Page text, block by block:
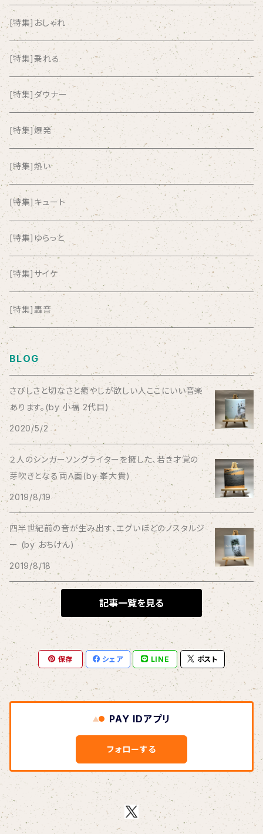
AKUTAGAWA FANCLUB
ALKASILKA
all about paradise
ALL ITEM 10 TIMES
Amia Calva
Amsterdamned
ANYO
And Summer Club
anticlockwise
Aysula
Bad Operation
Bagus!
BBBBBBB
The BEG
The Beths
THE BLACK SHANSONS
BLONDnewHALF
Blondy
BOAR HUNTER
bud&harbor
Bulbs Of Passion
B玉
Calme Adiction
[特集]おしゃれ
[特集]乗れる
[特集]ダウナー
[特集]爆発
[特集]熱い
[特集]キュート
[特集]ゆらっと
[特集]サイケ
[特集]轟音
BLOG
さびしさと切なさと癒やしが欲しい人ここにいい音楽
あります。(by 小福 2代目)
2020/5/2
２人のシンガーソングライターを擁した、若き才覚の
芽吹きとなる両Ａ面(by 峯大貴)
2019/8/19
四半世紀前の音が生み出す、エグいほどのノスタルジ
ー (by おちけん)
2019/8/18
記事一覧を見る
保存 シェア LINE ポスト
PAY IDアプリ
フォローする